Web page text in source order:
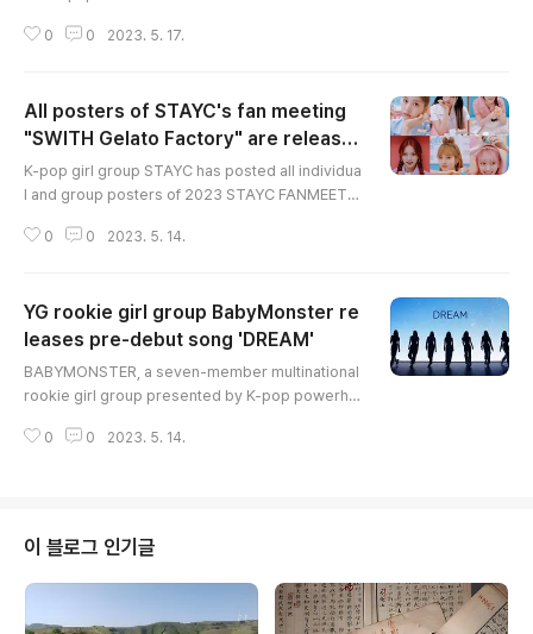
n this photo, six members, Lea, Dita, Jinny, Minji,
0 0 2023. 5. 17.
All posters of STAYC's fan meeting
"SWITH Gelato Factory" are release
d
K-pop girl group STAYC has posted all individua
l and group posters of 2023 STAYC FANMEETIN
bum "Teddy Bear" in February, STAYC has been
ine months after STAYC's first fan meeting in Au
gust last year. The band will hold its 2023 solo f
0 0 2023. 5. 14.
YG rookie girl group BabyMonster re
leases pre-debut song 'DREAM'
BABYMONSTER, a seven-member multinational
rookie girl group presented by K-pop powerho
on the 14th. The band is YG's first girl group in a
a). (END)
0 0 2023. 5. 14.
이 블로그 인기글